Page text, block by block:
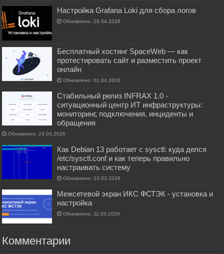
Настройка Grafana Loki для сбора логов
Обновлено: 29.04.2026
Бесплатный хостинг SpaceWeb — как
протестировать сайт и разместить проект
онлайн
Обновлено: 01.04.2026
Стабильный релиз INFRAX 1.0 -
ситуационный центр ИТ инфраструктуры:
мониторинг, подключения, инциденты и
обращения
Обновлено: 24.03.2026
Как Debian 13 работает с sysctl: куда делся
/etc/sysctl.conf и как теперь правильно
настраивать систему
Обновлено: 23.03.2026
Межсетевой экран ИКС ФСТЭК - установка и
настройка
Обновлено: 11.03.2026
Комментарии